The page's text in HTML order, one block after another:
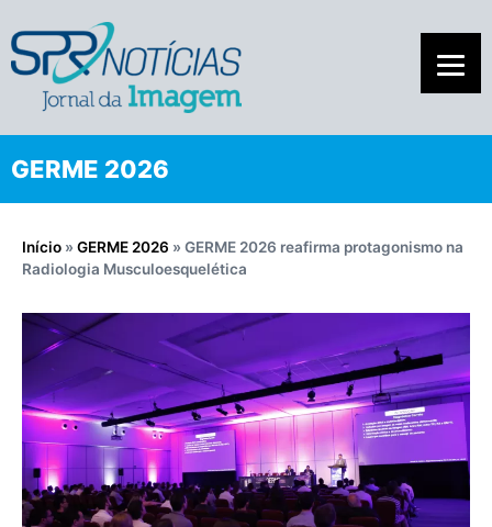
GERME 2026
Início » GERME 2026 » GERME 2026 reafirma protagonismo na
Radiologia Musculoesquelética